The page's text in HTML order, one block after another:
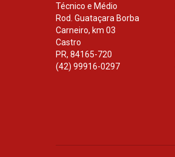
Técnico e Médio
Rod. Guataçara Borba
Carneiro, km 03
Castro
PR, 84165-720
(42) 99916-0297